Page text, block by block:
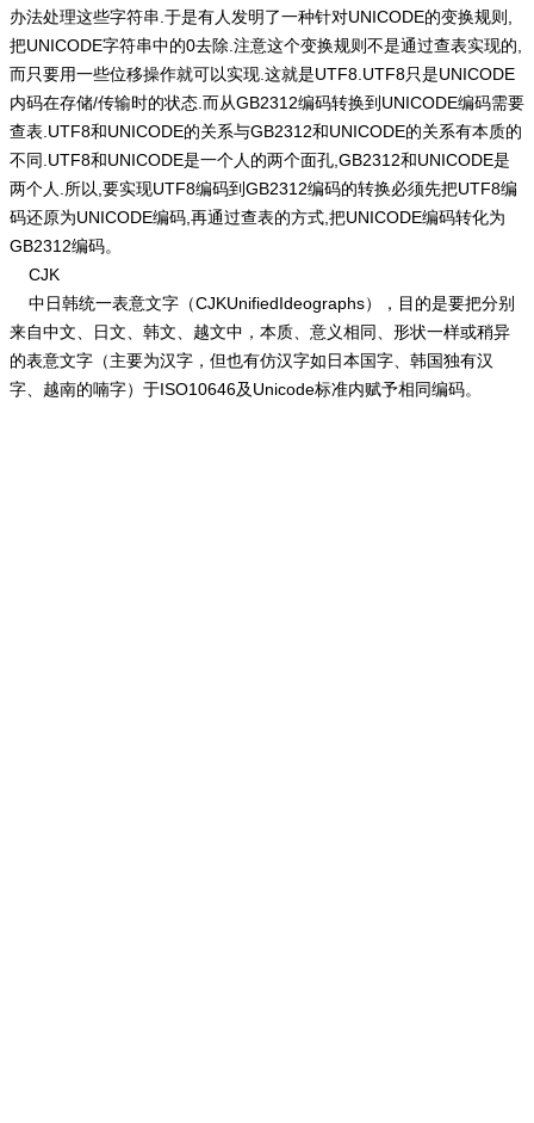
办法处理这些字符串.于是有人发明了一种针对UNICODE的变换规则,
把UNICODE字符串中的0去除.注意这个变换规则不是通过查表实现的,
而只要用一些位移操作就可以实现.这就是UTF8.UTF8只是UNICODE
内码在存储/传输时的状态.而从GB2312编码转换到UNICODE编码需要
查表.UTF8和UNICODE的关系与GB2312和UNICODE的关系有本质的
不同.UTF8和UNICODE是一个人的两个面孔,GB2312和UNICODE是
两个人.所以,要实现UTF8编码到GB2312编码的转换必须先把UTF8编
码还原为UNICODE编码,再通过查表的方式,把UNICODE编码转化为
GB2312编码。
CJK
中日韩统一表意文字（CJKUnifiedIdeographs），目的是要把分别
来自中文、日文、韩文、越文中，本质、意义相同、形状一样或稍异
的表意文字（主要为汉字，但也有仿汉字如日本国字、韩国独有汉
字、越南的喃字）于ISO10646及Unicode标准内赋予相同编码。